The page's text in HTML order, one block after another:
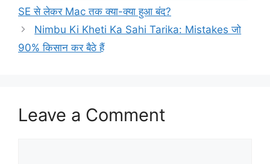
SE से लेकर Mac तक क्या-क्या हुआ बंद?
Nimbu Ki Kheti Ka Sahi Tarika: Mistakes जो
90% किसान कर बैठे हैं
Leave a Comment